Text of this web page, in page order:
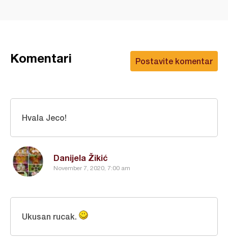
Postavite komentar
Komentari
Danijela Žikić
November 7, 2020, 7:00 am
Hvala Jeco!
Ukusan rucak.